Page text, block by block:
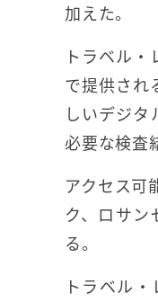
加えた。
トラベル
で提供され
しいデジ
必要な検査
アクセス可
ク、ロサ
る。
トラベル